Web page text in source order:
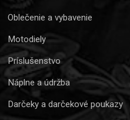
Oblečenie a vybavenie
Motodiely
Príslušenstvo
Náplne a údržba
Darčeky a darčekové poukazy